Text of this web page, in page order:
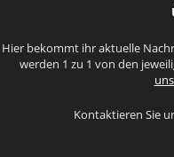
Hier bekommt ihr aktuelle
werden 1 zu 1 von den
Kontaktieren Sie